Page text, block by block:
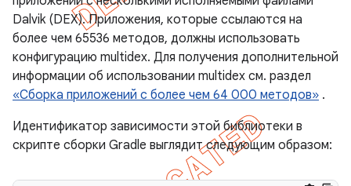
Dalvik (DEX). Приложения, которые ссылаются на
более чем 65536 методов, должны использовать
конфигурацию multidex. Для получения дополнительной
информации об использовании multidex см. раздел
«Сборка приложений с более чем 64 000 методов» .
Идентификатор зависимости этой библиотеки в
скрипте сборки Gradle выглядит следующим образом: